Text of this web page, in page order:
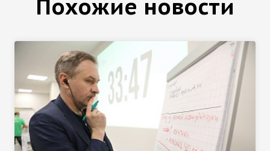
Похожие новости